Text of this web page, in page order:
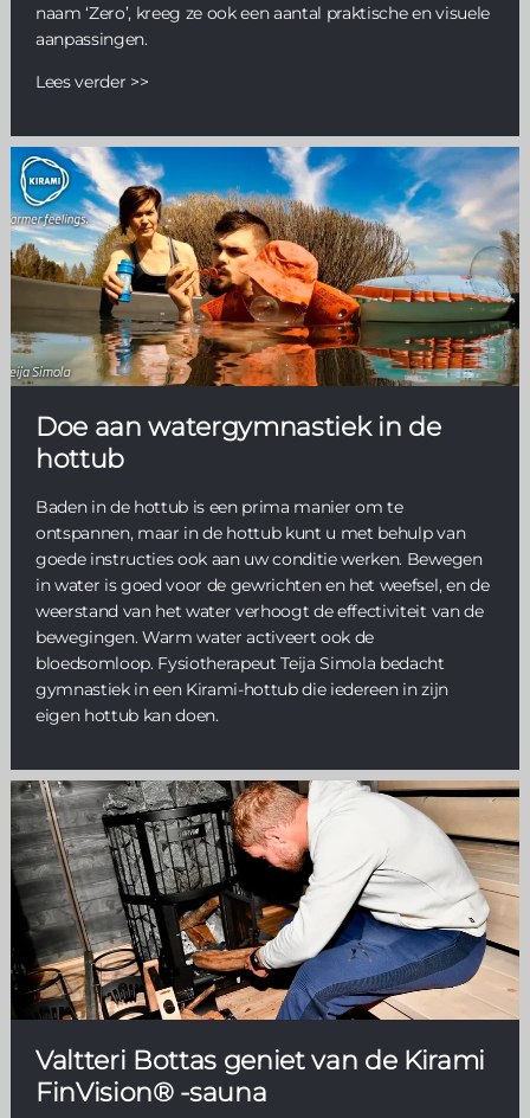
naam ‘Zero’, kreeg ze ook een aantal praktische en visuele
aanpassingen.
Lees verder >>
Doe aan watergymnastiek in de
hottub
Baden in de hottub is een prima manier om te
ontspannen, maar in de hottub kunt u met behulp van
goede instructies ook aan uw conditie werken. Bewegen
in water is goed voor de gewrichten en het weefsel, en de
weerstand van het water verhoogt de effectiviteit van de
bewegingen. Warm water activeert ook de
bloedsomloop. Fysiotherapeut Teija Simola bedacht
gymnastiek in een Kirami-hottub die iedereen in zijn
eigen hottub kan doen.
Valtteri Bottas geniet van de Kirami
FinVision® -sauna